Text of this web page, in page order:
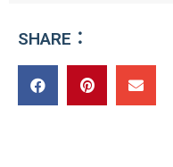
SHARE：